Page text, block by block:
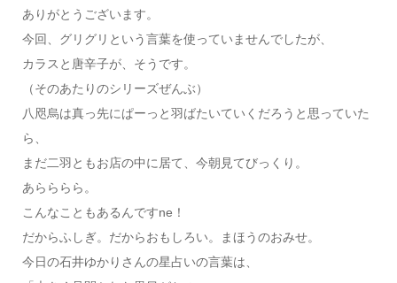
ありがとうございます。
今回、グリグリという言葉を使っていませんでしたが、
カラスと唐辛子が、そうです。
（そのあたりのシリーズぜんぶ）
八咫烏は真っ先にぱーっと羽ばたいていくだろうと思っていた
ら、
まだ二羽ともお店の中に居て、今朝見てびっくり。
あらららら。
こんなこともあるんですne！
だからふしぎ。だからおもしろい。まほうのおみせ。
今日の石井ゆかりさんの星占いの言葉は、